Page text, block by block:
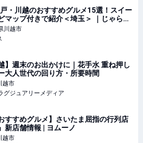
戸・川越のおすすめグルメ15選！スイー
マップ付きで紹介＜埼玉＞ ｜じゃらん
川越市
】週末のお出かけに｜花手水 重ね押し
大人世代の回り方・所要時間
越市
グジュアリーメディア
すすめグルメ】さいたま屈指の行列店
新店舗情報 | ヨムーノ
越市